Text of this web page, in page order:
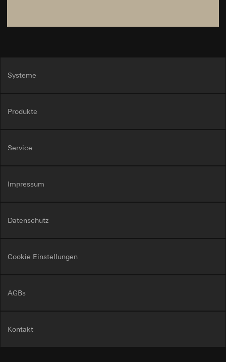
Systeme
Produkte
Service
Impressum
Datenschutz
Cookie Einstellungen
AGBs
Kontakt